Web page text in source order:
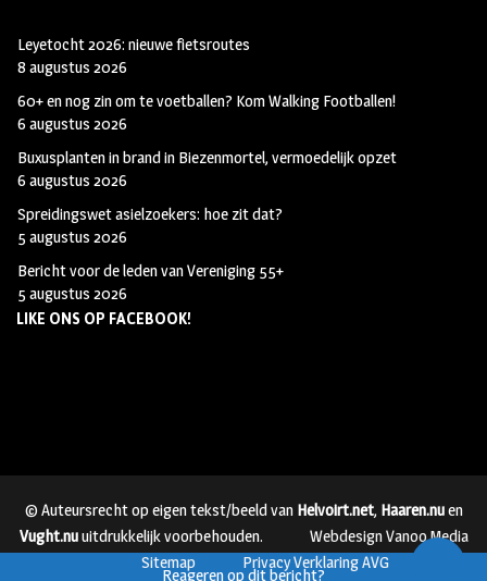
Leyetocht 2026: nieuwe fietsroutes
8 augustus 2026
60+ en nog zin om te voetballen? Kom Walking Footballen!
6 augustus 2026
Buxusplanten in brand in Biezenmortel, vermoedelijk opzet
6 augustus 2026
Spreidingswet asielzoekers: hoe zit dat?
5 augustus 2026
Bericht voor de leden van Vereniging 55+
5 augustus 2026
LIKE ONS OP FACEBOOK!
Reageren op dit bericht?
© Auteursrecht op eigen tekst/beeld van Helvoirt.net, Haaren.nuen
Vught.nuuitdrukkelijk voorbehouden.
Webdesign Vanoo Media
Sitemap
Privacy Verklaring AVG